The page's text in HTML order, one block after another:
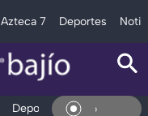
Azteca 7 Deportes
Deportes Espectáculos
En